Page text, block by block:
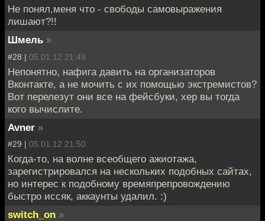
Не понял,меня что - свободы самовыражения
лишают?!!
Шмель »
#28 | 05.01.12 21:49
Непонятно, нафига давить на организаторов
Вконтакте, а не мочить с их помощью экстремистов?
Вот перелезут они все на фейсбуки, хер вы тогда
кого вычислите.
Avner »
#29 | 05.01.12 21:50
Когда-то, на волне всеобщего ажиотажа,
зарегистрировался на нескольких подобных сайтах,
но интерес к подобному времяпрепровождению
быстро иссяк, аккаунты удалил. :)
switch_on »